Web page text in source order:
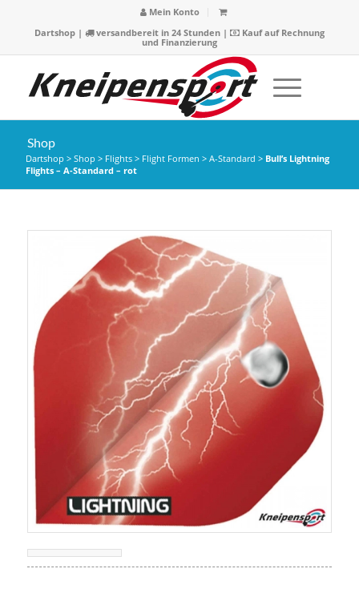
Mein Konto
Dartshop| versandbereit in 24 Stunden |
Kauf auf Rechnung
und Finanzierung
Shop
Dartshop > Shop > Flights> Flight Formen > A-Standard > Bull’s Lightning
Flights – A-Standard – rot